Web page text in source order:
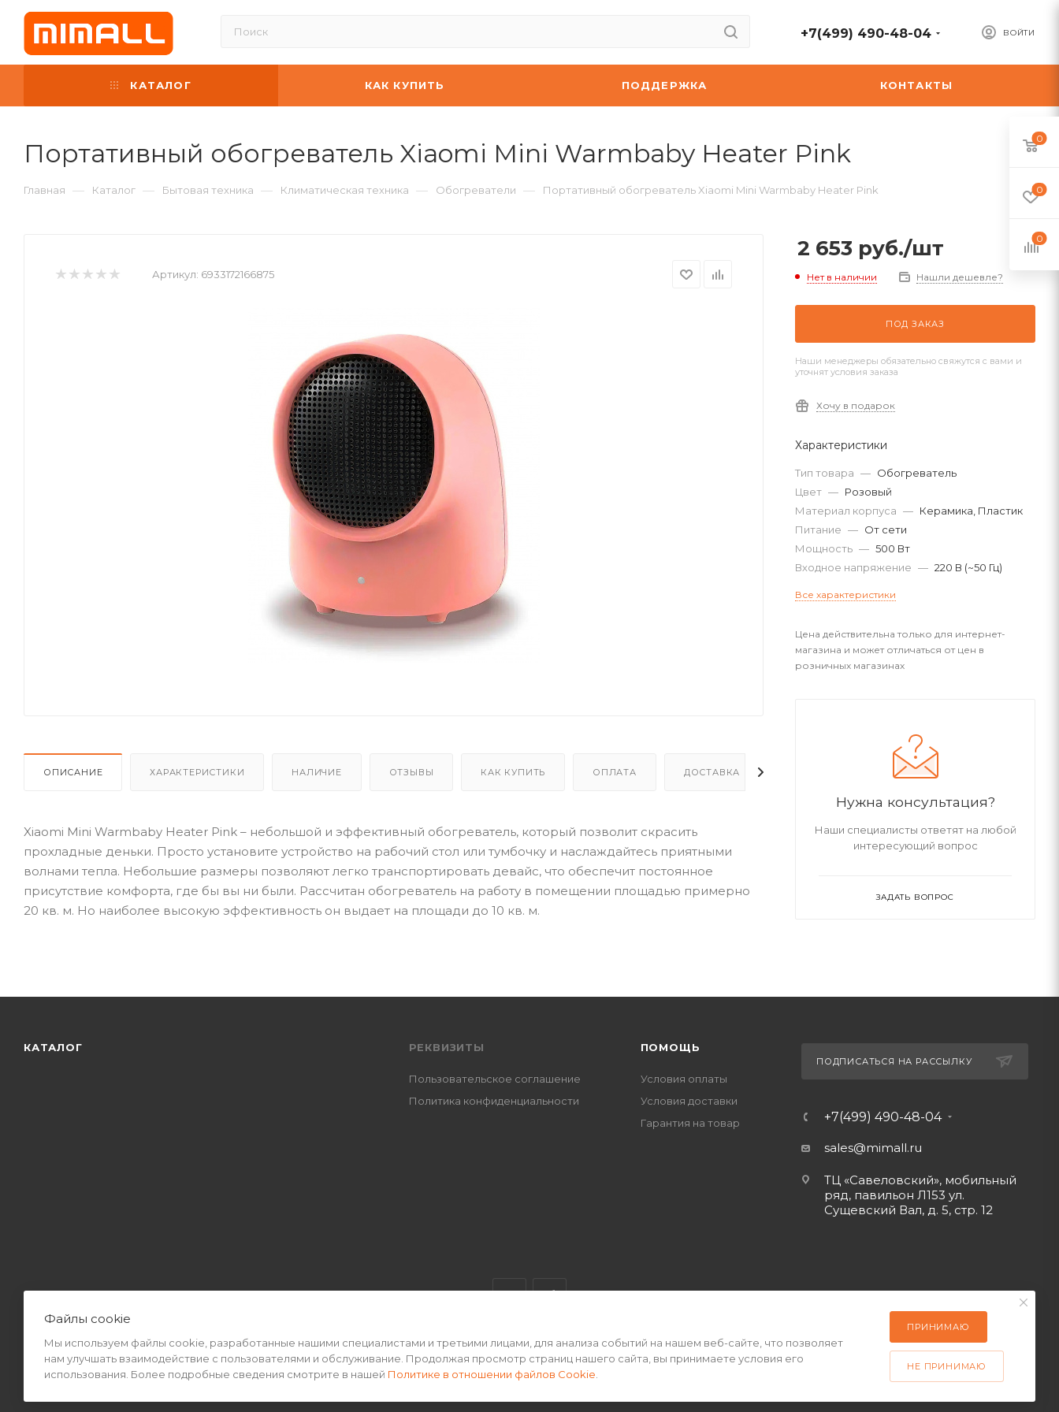
ВОЙТИ
+7(499) 490-48-04
КАТАЛОГ КАК КУПИТЬ ПОДДЕРЖКА КОНТАКТЫ
Портативный обогреватель Xiaomi Mini Warmbaby Heater Pink
Главная — Каталог — Бытовая техника — Климатическая техника — Обогреватели — Портативный обогреватель Xiaomi Mini Warmbaby Heater Pink
Артикул: 6933172166875
ОПИСАНИЕ ХАРАКТЕРИСТИКИ НАЛИЧИЕ ОТЗЫВЫ КАК КУПИТЬ ОПЛАТА ДОСТАВКА
Xiaomi Mini Warmbaby Heater Pink – небольшой и эффективный обогреватель, который позволит скрасить
прохладные деньки. Просто установите устройство на рабочий стол или тумбочку и наслаждайтесь приятными
волнами тепла. Небольшие размеры позволяют легко транспортировать девайс, что обеспечит постоянное
присутствие комфорта, где бы вы ни были. Рассчитан обогреватель на работу в помещении площадью примерно
20 кв. м. Но наиболее высокую эффективность он выдает на площади до 10 кв. м.
2 653 руб./шт
Нет в наличии Нашли дешевле?
ПОД ЗАКАЗ
Наши менеджеры обязательно свяжутся с вами и
уточнят условия заказа
Хочу в подарок
Характеристики
Тип товара — Обогреватель
Цвет — Розовый
Материал корпуса — Керамика, Пластик
Питание — От сети
Мощность — 500 Вт
Входное напряжение — 220 В (~50 Гц)
Все характеристики
Цена действительна только для интернет-
магазина и может отличаться от цен в
розничных магазинах
Нужна консультация?
Наши специалисты ответят на любой
интересующий вопрос
ЗАДАТЬ ВОПРОС
КАТАЛОГ РЕКВИЗИТЫ
Пользовательское соглашение
Политика конфиденциальности
ПОМОЩЬ
Условия оплаты
Условия доставки
Гарантия на товар
ПОДПИСАТЬСЯ НА РАССЫЛКУ
+7(499) 490-48-04
sales@mimall.ru
ТЦ «Савеловский», мобильный
ряд, павильон Л153 ул.
Сущевский Вал, д. 5, стр. 12
2026 © Интернет-магазин MiMall® • Не является публичной офертой • 2026 г.
0
0
0
Файлы cookie
Мы используем файлы cookie, разработанные нашими специалистами и третьими лицами, для анализа событий на нашем веб-сайте, что позволяет
нам улучшать взаимодействие с пользователями и обслуживание. Продолжая просмотр страниц нашего сайта, вы принимаете условия его
использования. Более подробные сведения смотрите в нашей Политике в отношении файлов Cookie
ПРИНИМАЮ
НЕ ПРИНИМАЮ